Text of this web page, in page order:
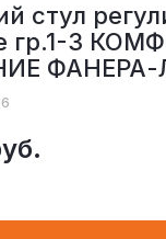
стул
гр.1-3
ФАНЕРА-